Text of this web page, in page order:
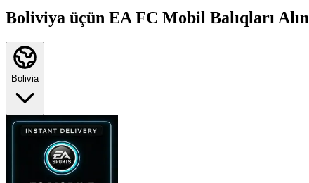
Boliviya üçün EA FC Mobil Balıqları Alın
Bolivia